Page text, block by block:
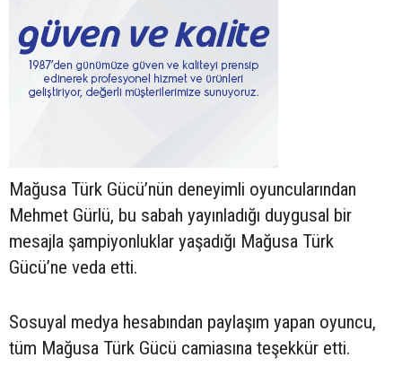
Mağusa Türk Gücü’nün deneyimli oyuncularından
Mehmet Gürlü, bu sabah yayınladığı duygusal bir
mesajla şampiyonluklar yaşadığı Mağusa Türk
Gücü’ne veda etti.
Sosuyal medya hesabından paylaşım yapan oyuncu,
tüm Mağusa Türk Gücü camiasına teşekkür etti.